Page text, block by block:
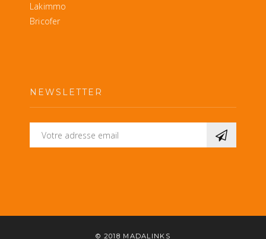
Lakimmo
Bricofer
NEWSLETTER
© 2018 MADALINKS